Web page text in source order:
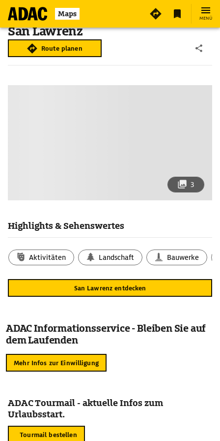
Maps MENÜ
San Lawrenz
Route planen
3
Highlights & Sehenswertes
Aktivitäten Landschaft Bauwerke
San Lawrenz entdecken
ADAC Informationsservice - Bleiben Sie auf
dem Laufenden
Mehr Infos zur Einwilligung
ADAC Tourmail - aktuelle Infos zum
Urlaubsstart.
Tourmail bestellen